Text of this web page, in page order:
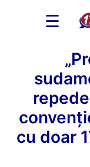
☰
cu doar